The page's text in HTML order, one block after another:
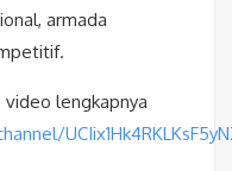
armada
video lengkapnya